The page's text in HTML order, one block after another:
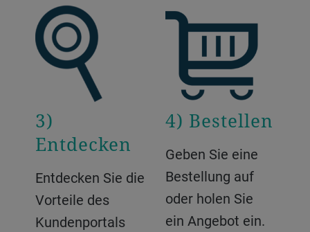
3)
Entdecken
Entdecken Sie die
Vorteile des
Kundenportals
4) Bestellen
Geben Sie eine
Bestellung auf
oder holen Sie
ein Angebot ein.